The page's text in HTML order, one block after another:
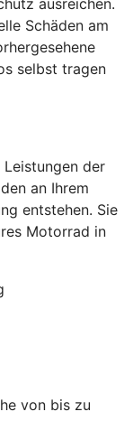
Schäden am
selbst tragen
der
an Ihrem
entstehen. Sie
Motorrad in
von bis zu